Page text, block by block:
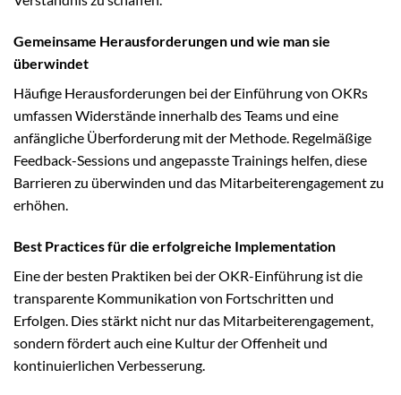
Gemeinsame Herausforderungen und wie man sie
überwindet
Häufige Herausforderungen bei der Einführung von OKRs
umfassen Widerstände innerhalb des Teams und eine
anfängliche Überforderung mit der Methode. Regelmäßige
Feedback-Sessions und angepasste Trainings helfen, diese
Barrieren zu überwinden und das Mitarbeiterengagement zu
erhöhen.
Best Practices für die erfolgreiche Implementation
Eine der besten Praktiken bei der OKR-Einführung ist die
transparente Kommunikation von Fortschritten und
Erfolgen. Dies stärkt nicht nur das Mitarbeiterengagement,
sondern fördert auch eine Kultur der Offenheit und
kontinuierlichen Verbesserung.